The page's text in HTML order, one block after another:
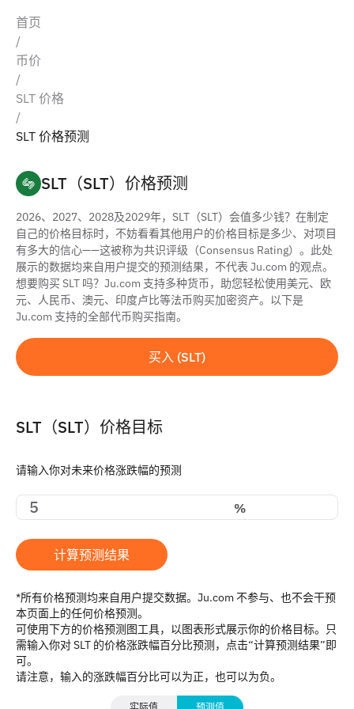
首页
/
币价
/
SLT 价格
/
SLT 价格预测
SLT（SLT）价格预测
2026、2027、2028及2029年，SLT（SLT）会值多少钱？在制定
自己的价格目标时，不妨看看其他用户的价格目标是多少、对项目
有多大的信心——这被称为共识评级（Consensus Rating）。此处
展示的数据均来自用户提交的预测结果，不代表 Ju.com 的观点。
想要购买 SLT 吗？Ju.com 支持多种货币，助您轻松使用美元、欧
元、人民币、澳元、印度卢比等法币购买加密资产。以下是
Ju.com 支持的全部代币购买指南。
买入 (SLT)
SLT（SLT）价格目标
请输入你对未来价格涨跌幅的预测
%
计算预测结果
*所有价格预测均来自用户提交数据。Ju.com 不参与、也不会干预
本页面上的任何价格预测。
可使用下方的价格预测图工具，以图表形式展示你的价格目标。只
需输入你对 SLT 的价格涨跌幅百分比预测，点击“计算预测结果”即
可。
请注意，输入的涨跌幅百分比可以为正，也可以为负。